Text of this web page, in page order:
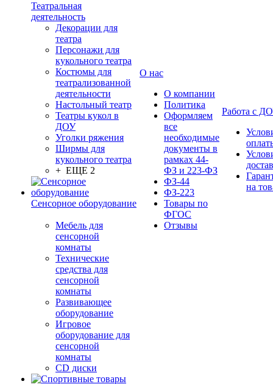
Театральная
деятельность
Декорации для
театра
Персонажи для
кукольного театра
Костюмы для
театрализованной
деятельности
Настольный театр
Театры кукол в
ДОУ
Уголки ряжения
Ширмы для
кукольного театра
+ ЕЩЕ 2
Сенсорное оборудование
Мебель для
сенсорной
комнаты
Технические
средства для
сенсорной
комнаты
Развивающее
оборудование
Игровое
оборудование для
сенсорной
комнаты
CD диски
О нас
О компании
Политика
Оформляем
все
необходимые
документы в
рамках 44-
ФЗ и 223-ФЗ
ФЗ-44
ФЗ-223
Товары по
ФГОС
Отзывы
Работа с
на